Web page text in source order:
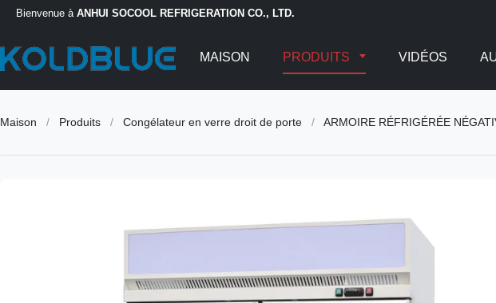
Bienvenue à ANHUI SOCOOL REFRIGERATION CO., LTD.
MAISON PRODUITS VIDÉOS
Maison / Produits / Congélateur en verre droit de porte / ARMOIRE RÉFRIGÉRÉE